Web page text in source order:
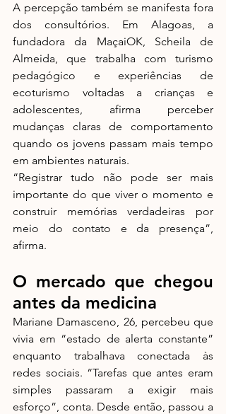
A percepção também se manifesta fora
dos consultórios. Em Alagoas, a
fundadora da MaçaiOK, Scheila de
Almeida, que trabalha com turismo
pedagógico e experiências de
ecoturismo voltadas a crianças e
adolescentes, afirma perceber
mudanças claras de comportamento
quando os jovens passam mais tempo
em ambientes naturais.
“Registrar tudo não pode ser mais
importante do que viver o momento e
construir memórias verdadeiras por
meio do contato e da presença”,
afirma.
O mercado que chegou
antes da medicina
Mariane Damasceno, 26, percebeu que
vivia em “estado de alerta constante”
enquanto trabalhava conectada às
redes sociais. “Tarefas que antes eram
simples passaram a exigir mais
esforço”, conta. Desde então, passou a